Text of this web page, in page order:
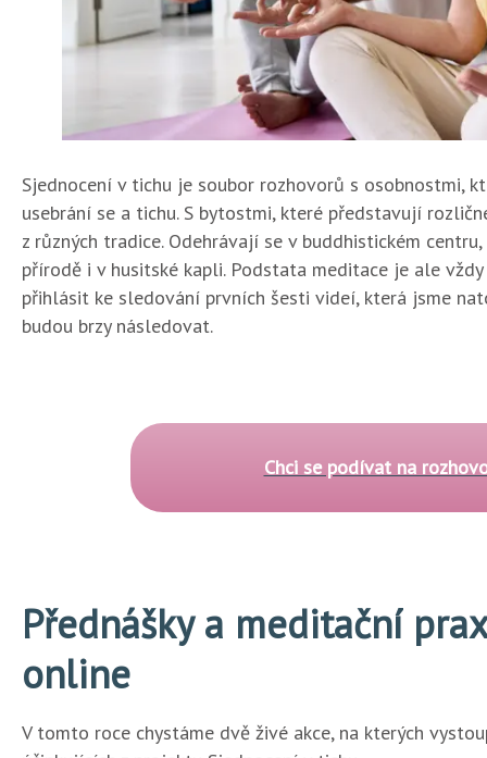
Sjednocení v tichu je soubor rozhovorů s osobnostmi,
usebrání se a tichu. S bytostmi, které představují
z různých tradice. Odehrávají se v buddhistickém
přírodě i v husitské kapli. Podstata meditace je ale
přihlásit ke sledování prvních šesti videí, která jsme
budou brzy následovat.
Chci se podívat na
Přednášky a meditační
online
V tomto roce chystáme dvě živé akce, na kterých